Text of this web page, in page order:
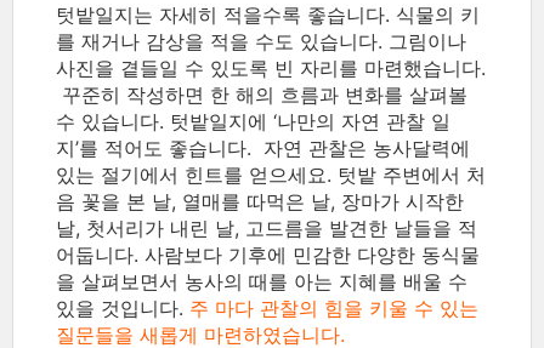
텃밭일지는 자세히 적을수록 좋습니다. 식물의 키
를 재거나 감상을 적을 수도 있습니다. 그림이나
사진을 곁들일 수 있도록 빈 자리를 마련했습니다.
꾸준히 작성하면 한 해의 흐름과 변화를 살펴볼
수 있습니다. 텃밭일지에 ‘나만의 자연 관찰 일
지’를 적어도 좋습니다. 자연 관찰은 농사달력에
있는 절기에서 힌트를 얻으세요. 텃밭 주변에서 처
음 꽃을 본 날, 열매를 따먹은 날, 장마가 시작한
날, 첫서리가 내린 날, 고드름을 발견한 날들을 적
어둡니다. 사람보다 기후에 민감한 다양한 동식물
을 살펴보면서 농사의 때를 아는 지혜를 배울 수
있을 것입니다. 주 마다 관찰의 힘을 키울 수 있는
질문들을 새롭게 마련하였습니다.